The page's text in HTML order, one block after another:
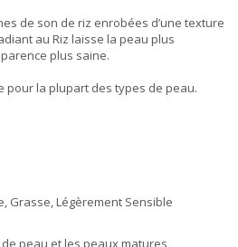
de son de riz enrobées d’une texture
au Riz laisse la peau plus
plus saine.
pour la plupart des types de peau.
Grasse, Légèrement Sensible
peau et les peaux matures